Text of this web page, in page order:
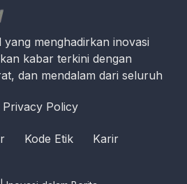
menghadirkan inovasi
kabar terkini dengan
dan mendalam dari seluruh
Privacy Policy
Kode Etik Karir